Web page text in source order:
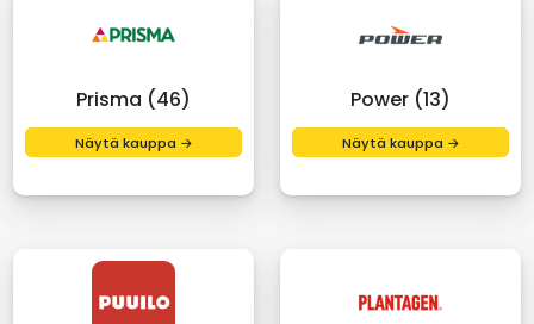
Prisma (46)
Näytä kauppa →
Power (13)
Näytä kauppa →